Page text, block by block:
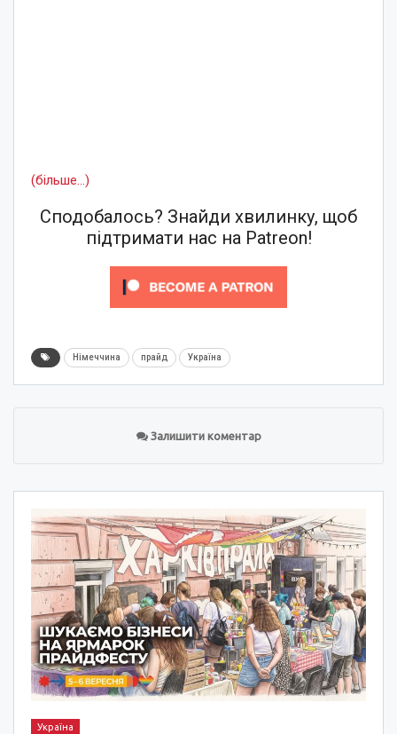
(більше…)
Сподобалось? Знайди хвилинку, щоб
підтримати нас на Patreon!
Німеччина прайд Україна
Залишити коментар
Україна